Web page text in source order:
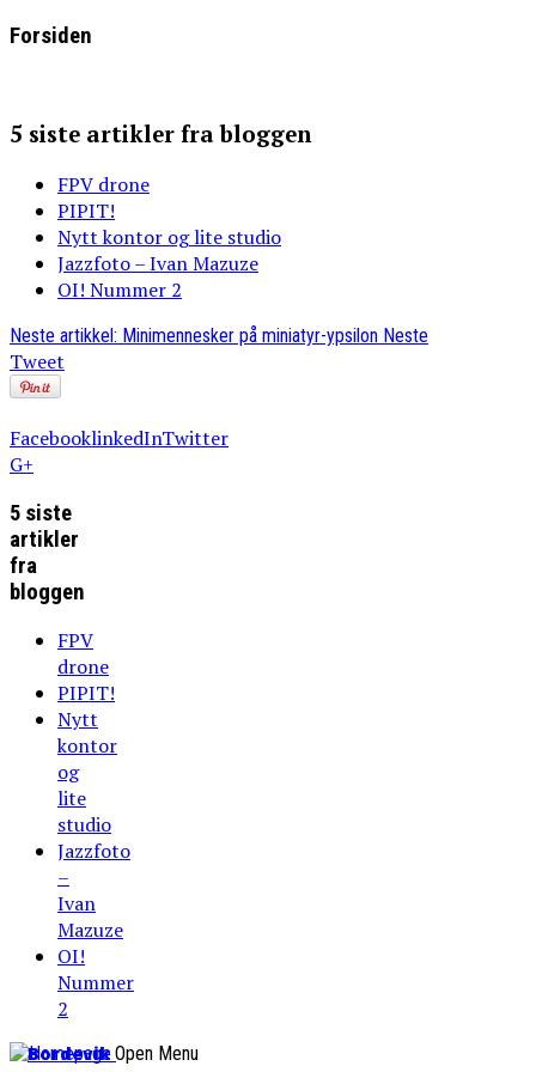
Forsiden
5 siste artikler fra bloggen
FPV drone
PIPIT!
Nytt kontor og lite studio
Jazzfoto – Ivan Mazuze
OI! Nummer 2
Neste artikkel: Minimennesker på miniatyr-ypsilon Neste
Tweet
FacebooklinkedInTwitter
G+
5 siste
artikler
fra
bloggen
FPV
drone
PIPIT!
Nytt
kontor
og
lite
studio
Jazzfoto
–
Ivan
Mazuze
OI!
Nummer
2
Bordevik Open Menu